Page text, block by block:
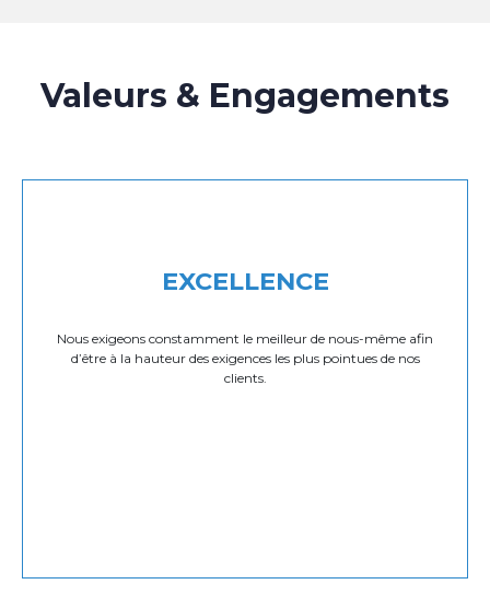
Valeurs & Engagements
EXCELLENCE
Nous exigeons constamment le meilleur de nous-même afin
d’être à la hauteur des exigences les plus pointues de nos
clients.